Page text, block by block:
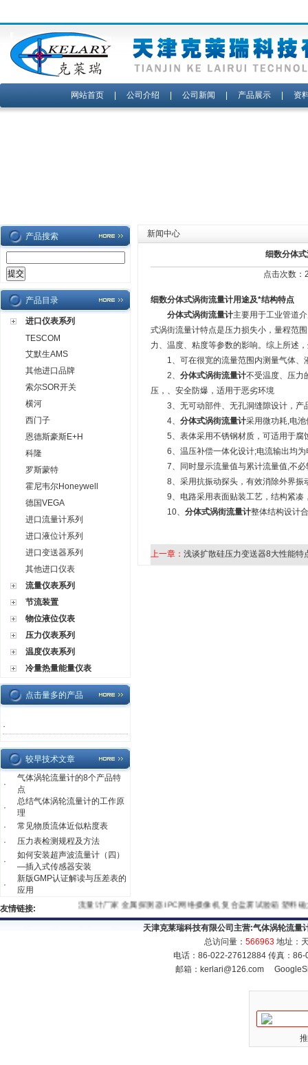
网站首页| 公司介绍 公司新闻 产品展示| 资
产品搜索
产品目录
进口仪表系列
TESCOM
艾默生AMS
其他进口品牌
索尔SOR开关
横河
西门子
恩德斯豪斯E+H
科隆
罗斯蒙特
霍尼韦尔Honeywell
德国VEGA
进口流量计系列
进口液位计系列
进口变送器系列
其他进口仪表
流量仪表系列
节流装置
物位液位仪表
压力仪表系列
温度仪表系列
冷量热量能量仪表
点击量多的产品
·
较早技术文章
·
气体涡轮流量计的8个产品特
点
·
总结气体涡轮流量计的工作原
理
·
常见物质流体近似粘度表
·
压力表检测规程及方法
·
如何安装超声波流量计（四）
—插入式传感器安装
·
新版GMP认证解读与压差表的
应用
新闻中心
细数分体
点击次数：
细数分体式涡街流量计用途及*结构特点
分体式涡街流量计主要用于工业管道
式涡街流量计特点是压力损失小，量程范
力、温度、粘度等参数的影响。综上所述，
1、可在很宽的流量范围内测量气体、
2、 分体式涡街流量计不受温度、压力
压，、安全防爆，适用于恶劣环境
3、无可动部件、无孔洞缝隙设计，产
4、 分体式涡街流量计采用微功耗,电
5、表体采用不锈钢材质，可适用于腐
6、温压补偿一体化设计;电流输出均为
7、同时显示流量值与累计流量值,不必
8、采用抗振动探头，有效消除外界振
9、电路采用表面贴装工艺，结构紧凑
10、 分体式涡街流量计整体结构设计
上一章： 浅谈扩散硅压力变送器8大性能特
友情链接: 流量计厂家金属探测器IPC网络摄像机 复合盐雾试验箱塑
天津克莱瑞科技有限公司主营:气体涡轮流量
总访问量： 566963 地址：
电话：86-022-27612884 传真：
邮箱： kerlari@126.com